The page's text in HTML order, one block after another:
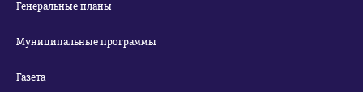
Генеральные планы
Муниципальные программы
Газета